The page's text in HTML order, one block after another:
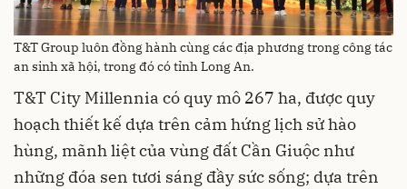
T&T Group luôn đồng hành cùng các địa phương trong công tác
an sinh xã hội, trong đó có tỉnh Long An.
T&T City Millennia có quy mô 267 ha, được quy
hoạch thiết kế dựa trên cảm hứng lịch sử hào
hùng, mãnh liệt của vùng đất Cần Giuộc như
những đóa sen tươi sáng đầy sức sống; dựa trên